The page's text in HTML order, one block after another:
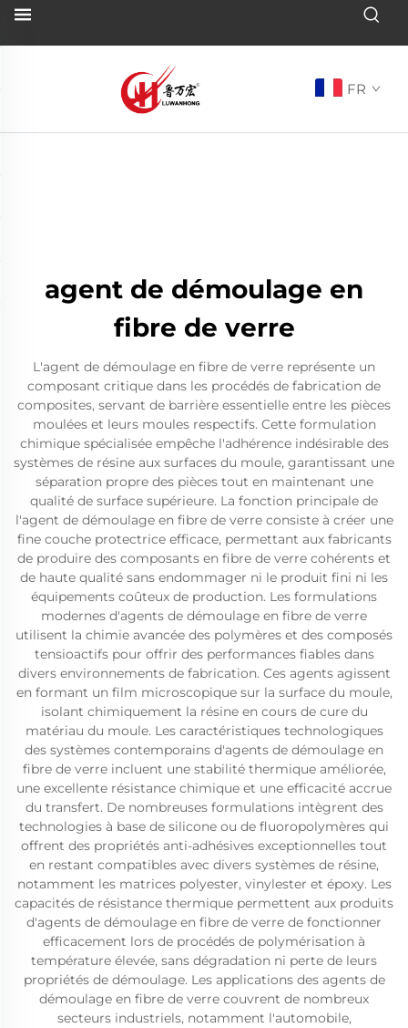
FR
agent de démoulage en
fibre de verre
L'agent de démoulage en fibre de verre représente un
composant critique dans les procédés de fabrication de
composites, servant de barrière essentielle entre les pièces
moulées et leurs moules respectifs. Cette formulation
chimique spécialisée empêche l'adhérence indésirable des
systèmes de résine aux surfaces du moule, garantissant une
séparation propre des pièces tout en maintenant une
qualité de surface supérieure. La fonction principale de
l'agent de démoulage en fibre de verre consiste à créer une
fine couche protectrice efficace, permettant aux fabricants
de produire des composants en fibre de verre cohérents et
de haute qualité sans endommager ni le produit fini ni les
équipements coûteux de production. Les formulations
modernes d'agents de démoulage en fibre de verre
utilisent la chimie avancée des polymères et des composés
tensioactifs pour offrir des performances fiables dans
divers environnements de fabrication. Ces agents agissent
en formant un film microscopique sur la surface du moule,
isolant chimiquement la résine en cours de cure du
matériau du moule. Les caractéristiques technologiques
des systèmes contemporains d'agents de démoulage en
fibre de verre incluent une stabilité thermique améliorée,
une excellente résistance chimique et une efficacité accrue
du transfert. De nombreuses formulations intègrent des
technologies à base de silicone ou de fluoropolymères qui
offrent des propriétés anti-adhésives exceptionnelles tout
en restant compatibles avec divers systèmes de résine,
notamment les matrices polyester, vinylester et époxy. Les
capacités de résistance thermique permettent aux produits
d'agents de démoulage en fibre de verre de fonctionner
efficacement lors de procédés de polymérisation à
température élevée, sans dégradation ni perte de leurs
propriétés de démoulage. Les applications des agents de
démoulage en fibre de verre couvrent de nombreux
secteurs industriels, notamment l'automobile,